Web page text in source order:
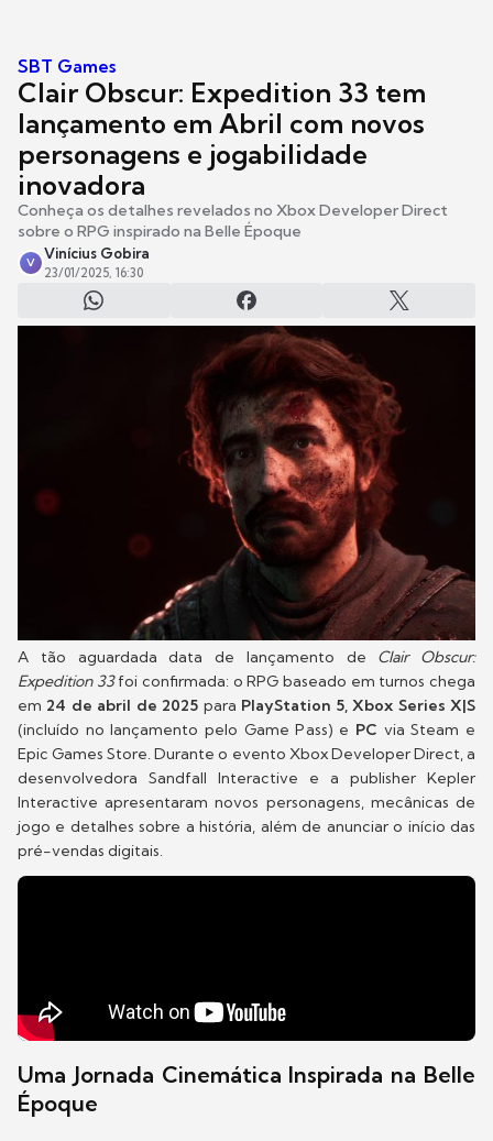
SBT Games
Clair Obscur: Expedition 33 tem
lançamento em Abril com novos
personagens e jogabilidade
inovadora
Conheça os detalhes revelados no Xbox Developer Direct
sobre o RPG inspirado na Belle Époque
V
Vinícius Gobira
23/01/2025, 16:30
A tão aguardada data de lançamento de Clair Obscur:
Expedition 33foi confirmada: o RPG baseado em turnos chega
em 24 de abril de 2025 para PlayStation 5, Xbox Series X|S
(incluído no lançamento pelo Game Pass) e PC via Steam e
Epic Games Store. Durante o evento Xbox Developer Direct, a
desenvolvedora Sandfall Interactive e a publisher Kepler
Interactive apresentaram novos personagens, mecânicas de
jogo e detalhes sobre a história, além de anunciar o início das
pré-vendas digitais.
Uma Jornada Cinemática Inspirada na Belle
Époque